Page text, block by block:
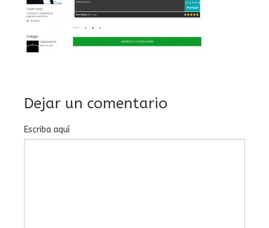
Dejar un comentario
Escriba aquí